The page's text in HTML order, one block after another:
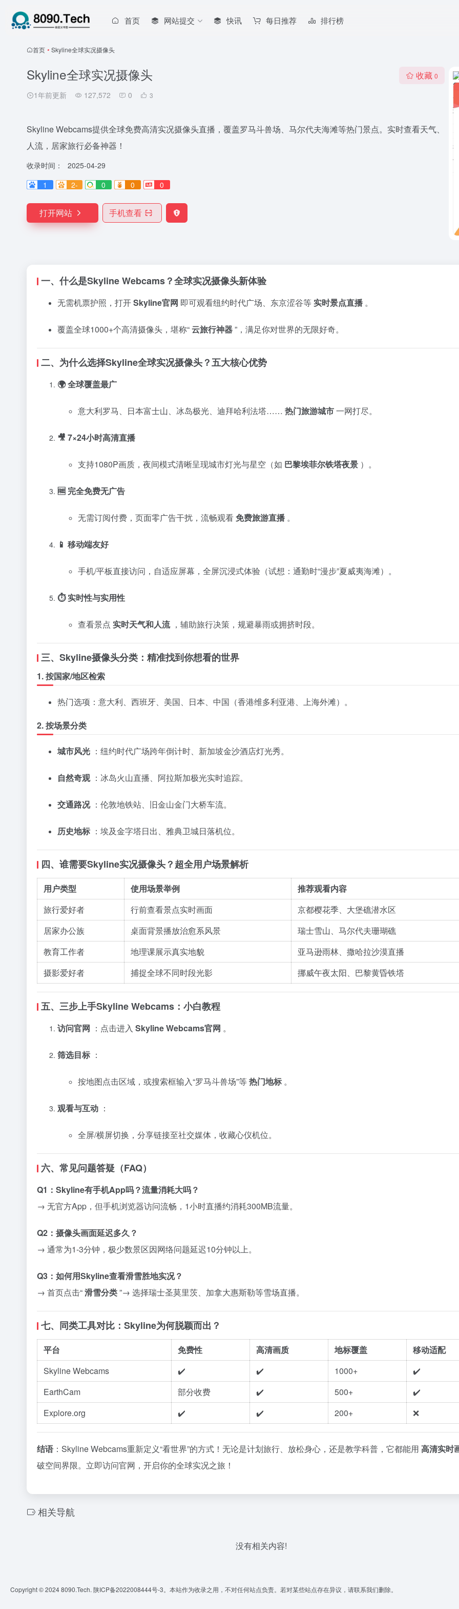
首页 网站提交 快讯 每日推荐 排行榜
首页 • Skyline全球实况摄像头
Skyline全球实况摄像头
1年前更新 127,572 0 3
收藏 0
Skyline Webcams提供全球免费高清实况摄像头直播，覆盖罗马斗兽场、马尔代夫海滩等热门景点。实时查看天气、
人流，居家旅行必备神器！
收录时间：
2025-04-29
1
2- 0 0 0
打开网站 手机查看
一、什么是Skyline Webcams？全球实况摄像头新体验
无需机票护照，打开Skyline官网 即可观看纽约时代广场、东京涩谷等实时景点直播 。
覆盖全球1000+个高清摄像头，堪称“云旅行神器”，满足你对世界的无限好奇。
二、为什么选择Skyline全球实况摄像头？五大核心优势
🌍 全球覆盖最广
意大利罗马、日本富士山、冰岛极光、迪拜哈利法塔…… 热门旅游城市一网打尽。
🎥 7×24小时高清直播
支持1080P画质，夜间模式清晰呈现城市灯光与星空（如 巴黎埃菲尔铁塔夜景 ）。
🆓 完全免费无广告
无需订阅付费，页面零广告干扰，流畅观看免费旅游直播 。
📱 移动端友好
手机/平板直接访问，自适应屏幕，全屏沉浸式体验（试想：通勤时“漫步”夏威夷海滩）。
⏱️ 实时性与实用性
查看景点 实时天气和人流，辅助旅行决策，规避暴雨或拥挤时段。
三、Skyline摄像头分类：精准找到你想看的世界
1. 按国家/地区检索
热门选项：意大利、西班牙、美国、日本、中国（香港维多利亚港、上海外滩）。
2. 按场景分类
城市风光 ：纽约时代广场跨年倒计时、新加坡金沙酒店灯光秀。
自然奇观：冰岛火山直播、阿拉斯加极光实时追踪。
交通路况：伦敦地铁站、旧金山金门大桥车流。
历史地标 ：埃及金字塔日出、雅典卫城日落机位。
四、谁需要Skyline实况摄像头？超全用户场景解析
用户类型 使用场景举例
推荐观看内容
旅行爱好者
行前查看景点实时画面
京都樱花季、大堡礁潜水区
居家办公族
桌面背景播放治愈系风景
瑞士雪山、马尔代夫珊瑚礁
教育工作者
地理课展示真实地貌
亚马逊雨林、撒哈拉沙漠直播
摄影爱好者
捕捉全球不同时段光影 挪威午夜太阳、巴黎黄昏铁塔
五、三步上手Skyline Webcams：小白教程
访问官网 ：点击进入 Skyline Webcams官网 。
筛选目标 ：
按地图点击区域，或搜索框输入“罗马斗兽场”等热门地标 。
观看与互动 ：
全屏/横屏切换，分享链接至社交媒体，收藏心仪机位。
六、常见问题答疑（FAQ）
Q1：Skyline有手机App吗？流量消耗大吗？
→ 无官方App，但手机浏览器访问流畅，1小时直播约消耗300MB流量。
Q2：摄像头画面延迟多久？
→ 通常为1-3分钟，极少数景区因网络问题延迟10分钟以上。
Q3：如何用Skyline查看滑雪胜地实况？
→ 首页点击“滑雪分类”→ 选择瑞士圣莫里茨、加拿大惠斯勒等雪场直播。
七、同类工具对比：Skyline为何脱颖而出？
平台 免费性 高清画质 地标覆盖
移动适配
Skyline Webcams
✔️ ✔️ 1000+
✔️
EarthCam
部分收费 ✔️ 500+
✔️
Explore.org
✔️ ✔️ 200+ ❌
结语 ：Skyline Webcams重新定义“看世界”的方式！无论是计划旅行、放松身心，还是教学科普，它都能用 高清实时
破空间界限。立即访问官网，开启你的全球实况之旅！
相关导航
没有相关内容!
Copyright © 2024 8090.Tech. 陕ICP备2022008444号-3。本站作为收录之用，不对任何站点负责。若对某些站点存在异议，请联系我们删除。